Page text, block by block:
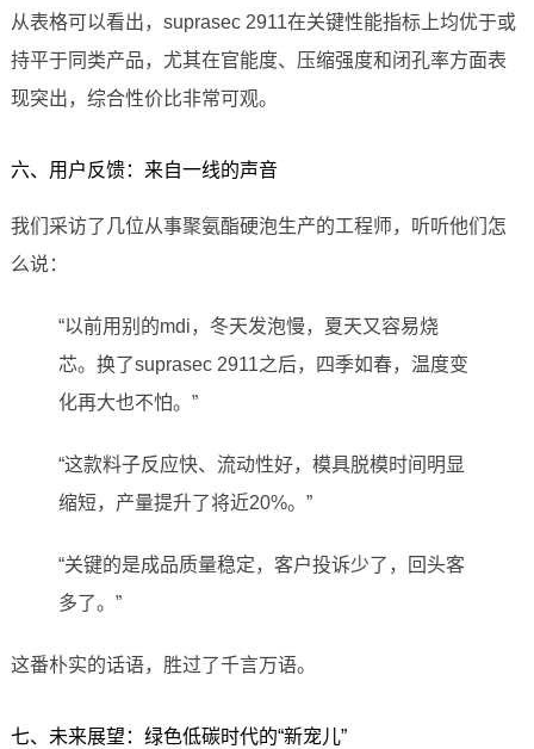
从表格可以看出，suprasec 2911在关键性能指标上均优于或
持平于同类产品，尤其在官能度、压缩强度和闭孔率方面表
现突出，综合性价比非常可观。
六、用户反馈：来自一线的声音
我们采访了几位从事聚氨酯硬泡生产的工程师，听听他们怎
么说：
“以前用别的mdi，冬天发泡慢，夏天又容易烧
芯。换了suprasec 2911之后，四季如春，温度变
化再大也不怕。”
“这款料子反应快、流动性好，模具脱模时间明显
缩短，产量提升了将近20%。”
“关键的是成品质量稳定，客户投诉少了，回头客
多了。”
这番朴实的话语，胜过了千言万语。
七、未来展望：绿色低碳时代的“新宠儿”